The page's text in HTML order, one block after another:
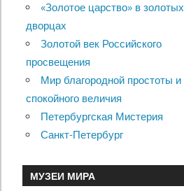
«Золотое царство» в золотых
дворцах
Золотой век Российского
просвещения
Мир благородной простоты и
спокойного величия
Петербургская Мистерия
Санкт-Петербург
МУЗЕИ МИРА